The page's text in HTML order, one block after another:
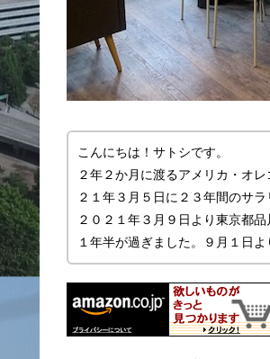
こんにちは！サトシです。
２年２か月に渡るアメリカ・オ
２１年３月５日に２３年間のサ
２０２１年３月９日より東京都
１年半が過ぎました。９月１日